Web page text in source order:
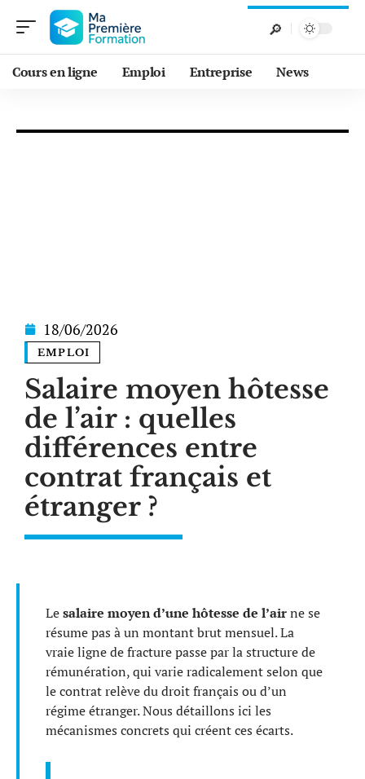
Cours en ligne Emploi Entreprise News
18/06/2026
EMPLOI
Salaire moyen hôtesse
de l’air : quelles
différences entre
contrat français et
étranger ?
Lesalaire moyen d’une hôtesse de l’airne se
résume pas à un montant brut mensuel. La
vraie ligne de fracture passe par la structure de
rémunération, qui varie radicalement selon que
le contrat relève du droit français ou d’un
régime étranger. Nous détaillons ici les
mécanismes concrets qui créent ces écarts.